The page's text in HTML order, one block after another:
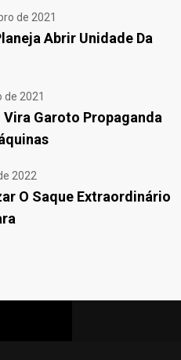
de 2021
Abrir Unidade Da
de 2021
Garoto Propaganda
2022
O Saque Extraordinário